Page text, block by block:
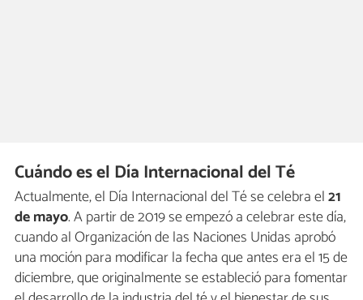
Cuándo es el Día Internacional del Té
Actualmente, el Día Internacional del Té se celebra el21
de mayo. A partir de 2019 se empezó a celebrar este día,
cuando al Organización de las Naciones Unidas aprobó
una moción para modificar la fecha que antes era el 15 de
diciembre, que originalmente se estableció para fomentar